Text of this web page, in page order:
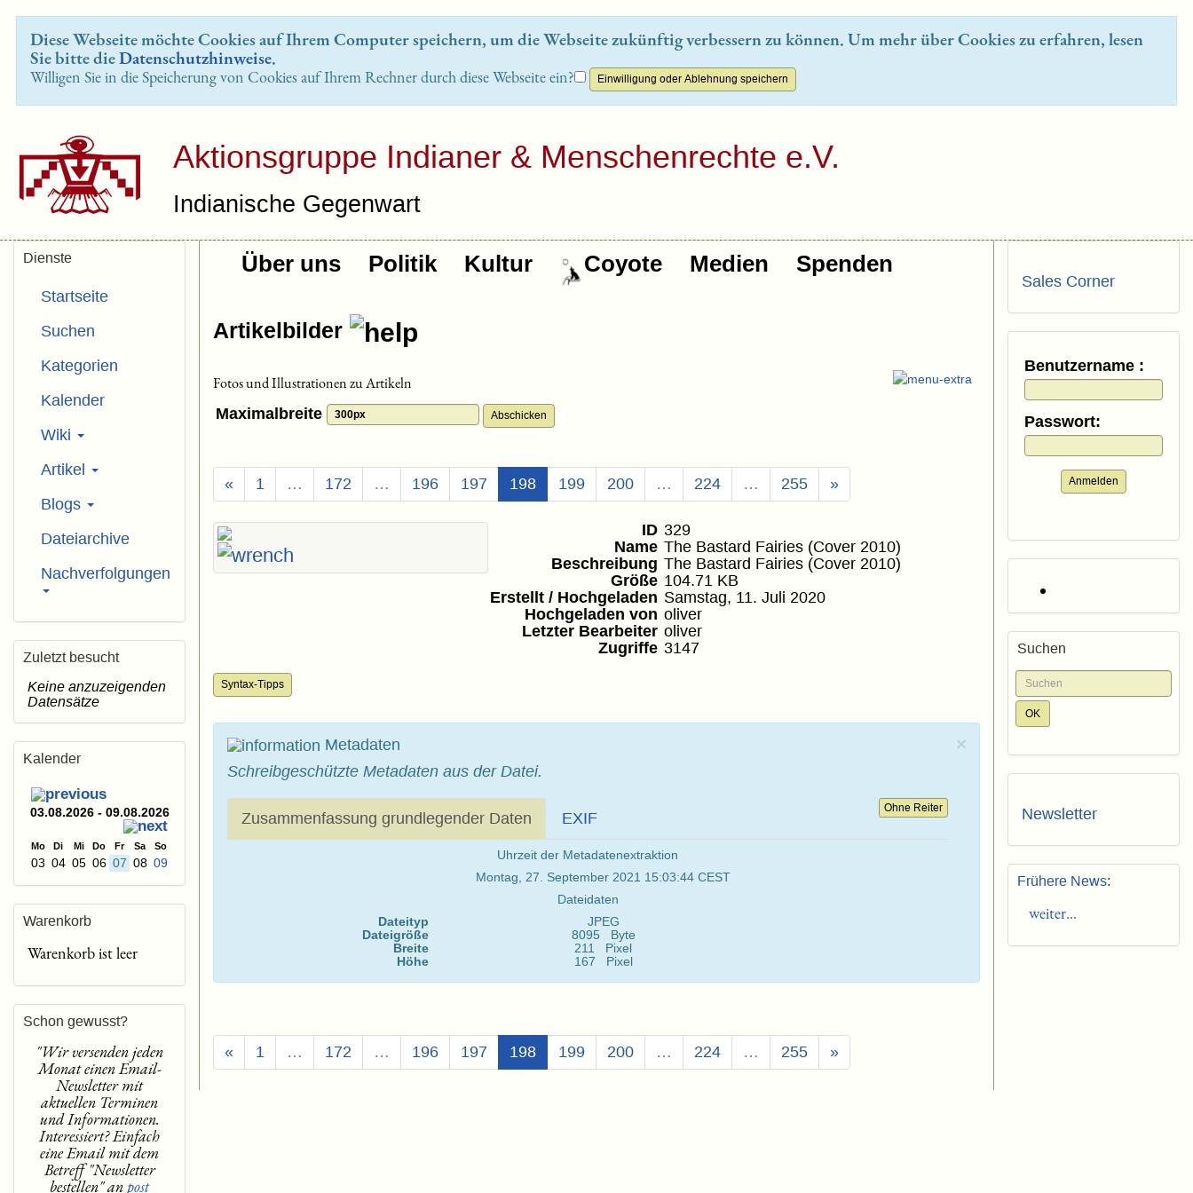
Diese Webseite möchte Cookies auf Ihrem Computer speichern, um die Webseite zukünftig verbessern zu können. Um mehr über Cookies zu erfahren, lesen
Sie bitte dieDatenschutzhinweise.
Willigen Sie in die Speicherung von Cookies auf Ihrem Rechner durch diese Webseite ein?
Aktionsgruppe Indianer & Menschenrechte e.V.
Indianische Gegenwart
Über uns Politik Kultur Coyote Medien Spenden
Artikelbilder
Fotos und Illustrationen zu Artikeln
Maximalbreite
« 1 … 172 … 196 197 198(Aktuell)
199 200 … 224 … 255 »
ID 329
Name The Bastard Fairies (Cover 2010)
Beschreibung The Bastard Fairies (Cover 2010)
Größe 104.71 KB
Erstellt / Hochgeladen Samstag, 11. Juli 2020
Hochgeladen von oliver
Letzter Bearbeiter oliver
Zugriffe 3147
Syntax-Tipps
×
Metadaten
Schreibgeschützte Metadaten aus der Datei.
Ohne Reiter
Zusammenfassung grundlegender Daten EXIF
Uhrzeit der Metadatenextraktion
Montag, 27. September 2021 15:03:44 CEST
Dateidaten
Dateityp
JPEG
Dateigröße
8095 Byte
Breite
211 Pixel
Höhe
167 Pixel
« 1 … 172 … 196 197 198(Aktuell)
199 200 … 224 … 255 »
Dienste
Startseite
Suchen
Kategorien
Kalender
Wiki
Artikel
Blogs
Dateiarchive
Nachverfolgungen
Zuletzt besucht
Keine anzuzeigenden
Datensätze
Kalender
03.08.2026 - 09.08.2026
Mo Di Mi Do Fr Sa So
03 04 05 06 07 08 09
Warenkorb
Warenkorb ist leer
Schon gewusst?
"Wir versenden jeden
Monat einen Email-
Newsletter mit
aktuellen Terminen
und Informationen.
Interessiert? Einfach
eine Email mit dem
Betreff "Newsletter
bestellen" anpost
Sales Corner
Benutzername :
Passwort:
Anmelden
Suchen
Newsletter
Frühere News:
weiter...